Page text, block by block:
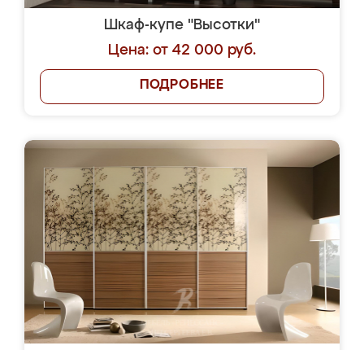
Шкаф-купе "Высотки"
Цена: от 42 000 руб.
ПОДРОБНЕЕ